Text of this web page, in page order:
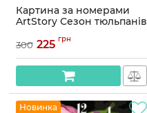
Картина за номерами
ArtStory Сезон тюльпанів
Артикул:AS1058
300 225 грн
Новинка